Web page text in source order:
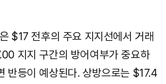
$17 전후의 주요 지지선에서 거래
지지 구간의 방어여부가 중요하
반등이 예상된다. 상방으로는 $17.4